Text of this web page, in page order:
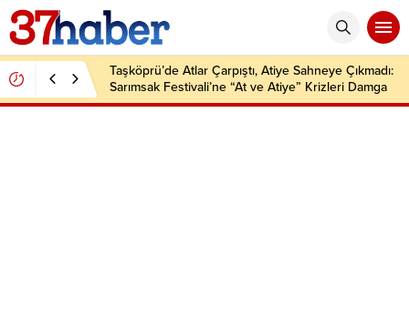
Taşköprü’de Atlar Çarpıştı, Atiye Sahneye Çıkmadı:
Sarımsak Festivali’ne “At ve Atiye” Krizleri Damga
Vurdu!